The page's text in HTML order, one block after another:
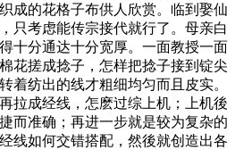
成的花格子布供人欣赏。临到娶仙
只考虑能传宗接代就行了。母亲白
十分通达十分宽厚。一面教授一面
花搓成捻子，怎样把捻子接到锭尖
着纺出的线才粗细均匀而且皮实。
拉成经线，怎麽过综上机；上机後
而准确；再进一步就是较为复杂的
线如何交错搭配，然後就创造出各